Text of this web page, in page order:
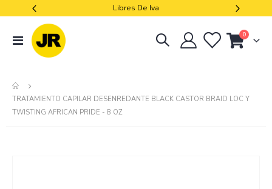
Libres De Iva
navegación
Cart
0artículos
TRATAMIENTO CAPILAR DESENREDANTE BLACK CASTOR BRAID LOC Y
TWISTING AFRICAN PRIDE - 8 OZ